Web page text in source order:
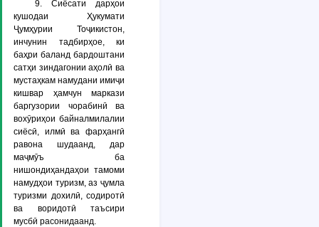
9. Сиёсати дарҳои
кушодаи Ҳукумати
Ҷумҳурии Тоҷикистон,
инчунин тадбирҳое, ки
баҳри баланд бардоштани
сатҳи зиндагонии аҳолӣ ва
мустаҳкам намудани имиҷи
кишвар ҳамчун маркази
баргузории чорабинӣ ва
вохӯриҳои байналмилалии
сиёсӣ, илмӣ ва фарҳангӣ
равона шудаанд, дар
маҷмӯъ ба
нишондиҳандаҳои тамоми
намудҳои туризм, аз ҷумла
туризми дохилӣ, содиротӣ
ва воридотӣ таъсири
мусбӣ расонидаанд.